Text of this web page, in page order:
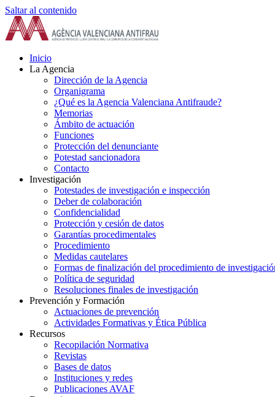
Saltar al contenido
Inicio
La Agencia
Dirección de la Agencia
Organigrama
¿Qué es la Agencia Valenciana Antifraude?
Memorias
Ámbito de actuación
Funciones
Protección del denunciante
Potestad sancionadora
Contacto
Investigación
Potestades de investigación e inspección
Deber de colaboración
Confidencialidad
Protección y cesión de datos
Garantías procedimentales
Procedimiento
Medidas cautelares
Formas de finalización del procedimiento de
Política de seguridad
Resoluciones finales de investigación
Prevención y Formación
Actuaciones de prevención
Actividades Formativas y Ética Pública
Recursos
Recopilación Normativa
Revistas
Bases de datos
Instituciones y redes
Publicaciones AVAF